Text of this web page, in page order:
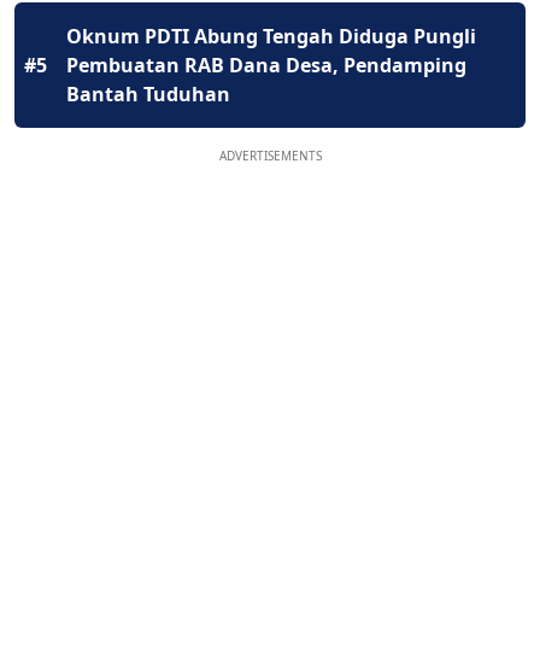
#5
Oknum PDTI Abung Tengah Diduga Pungli
Pembuatan RAB Dana Desa, Pendamping
Bantah Tuduhan
ADVERTISEMENTS